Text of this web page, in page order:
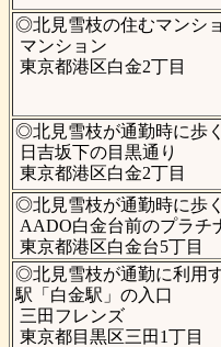
◎北見雪枝の住むマンシ
マンション
東京都港区白金2丁目
◎北見雪枝が通勤時に歩
日吉坂下の目黒通り
東京都港区白金2丁目
◎北見雪枝が通勤時に歩
AADO白金台前のプラチ
東京都港区白金台5丁目
◎北見雪枝が通勤に利用
駅「白金駅」の入口
三田フレンズ
東京都目黒区三田1丁目